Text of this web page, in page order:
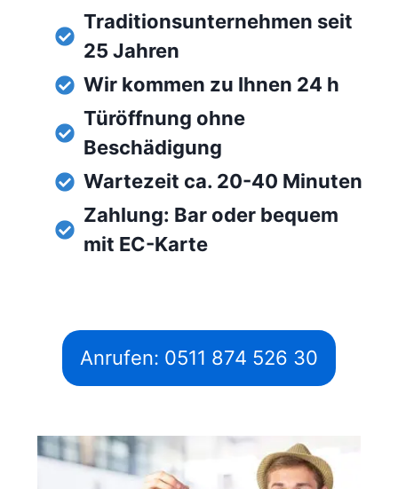
Traditionsunternehmen seit
25 Jahren
Wir kommen zu Ihnen 24 h
Türöffnung ohne
Beschädigung
Wartezeit ca. 20-40 Minuten
Zahlung: Bar oder bequem
mit EC-Karte
Anrufen: 0511 874 526 30